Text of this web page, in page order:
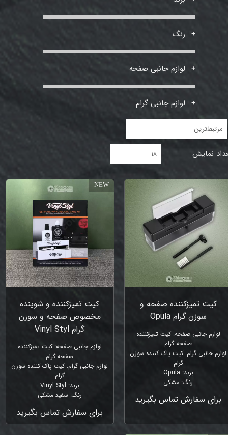
رنگ
لوازم جانبی صفحه
لوازم جانبی گرام
مرتبط‌ترین
نمایش ۱۸
کیت تمیزکننده صفحه و
سوزن گرام Opula
لوازم جانبی صفحه:کیت تمیزکننده
صفحه گرام
لوازم جانبی گرام:کیت پاک کننده سوزن
گرام
برند:
Opula
رنگ: مشکی
برای سفارش تماس بگیرید
کیت تمیزکننده و شوینده
مخصوص صفحه و سوزن
گرام Vinyl Styl
لوازم جانبی صفحه:کیت تمیزکننده
صفحه گرام
لوازم جانبی گرام:کیت پاک کننده سوزن
گرام
برند:
Vinyl Styl
رنگ: سفید-مشکی
برای سفارش تماس بگیرید
NEW